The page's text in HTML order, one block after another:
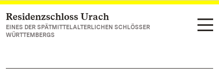
Zum Hauptinhalt springen
Residenzschloss Urach
EINES DER SPÄTMITTELALTERLICHEN SCHLÖSSER
WÜRTTEMBERGS